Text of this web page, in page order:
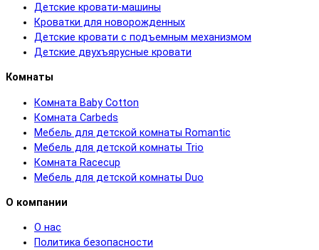
Детские кровати-машины
Кроватки для новорожденных
Детские кровати с подъемным механизмом
Детские двухъярусные кровати
Комнаты
Комната Baby Cotton
Комната Carbeds
Мебель для детской комнаты Romantic
Мебель для детской комнаты Trio
Комната Racecup
Мебель для детской комнаты Duo
О компании
О нас
Политика безопасности